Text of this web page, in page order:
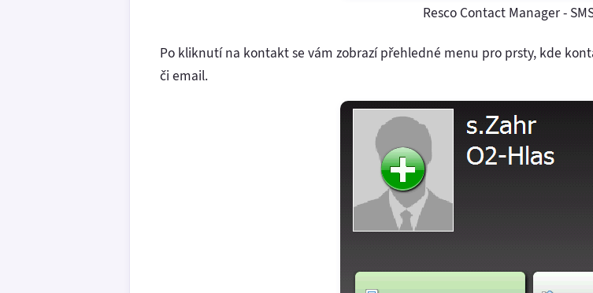
Resco Contact Manager -
Po kliknutí na kontakt se vám zobrazí přehledné menu pro prsty, kde
či email.